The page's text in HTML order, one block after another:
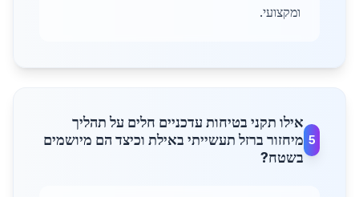
ומקצועי.
5
אילו תקני בטיחות עדכניים חלים על תהליך
מיחזור ברזל תעשייתי באילת וכיצד הם מיושמים
בשטח?